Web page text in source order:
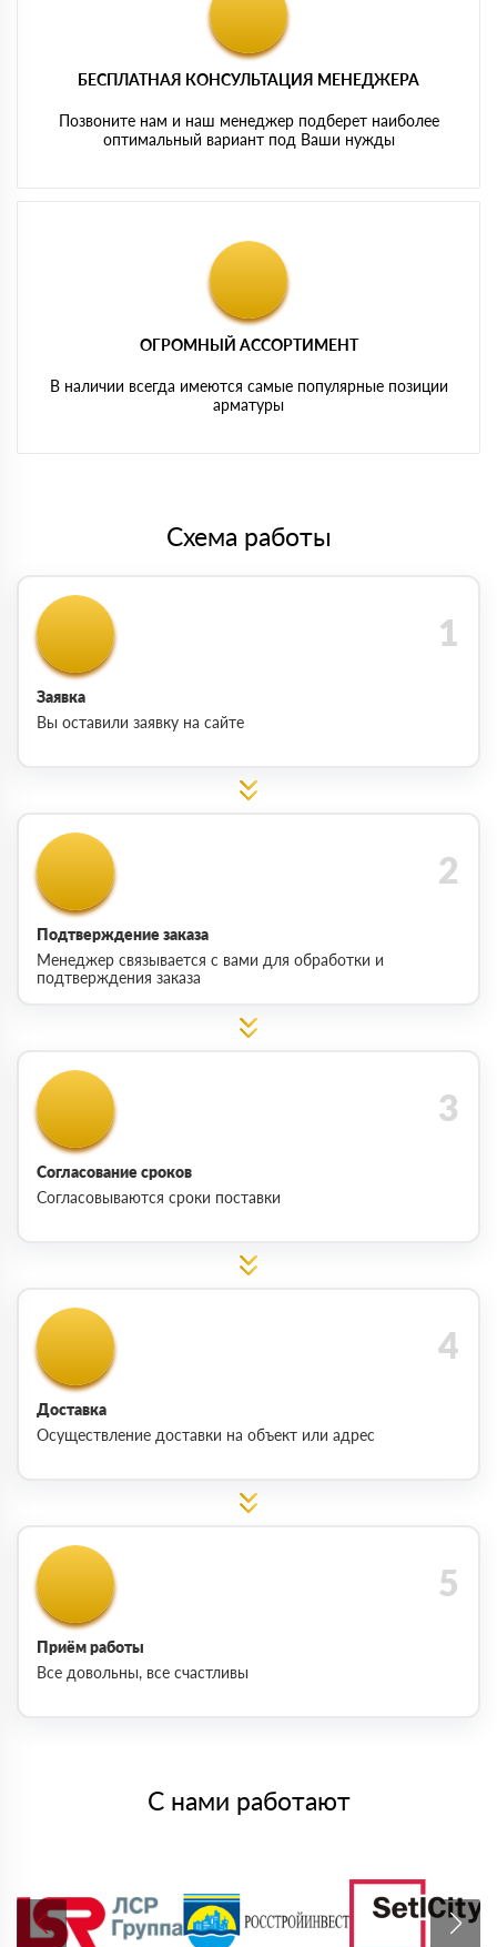
БЕСПЛАТНАЯ КОНСУЛЬТАЦИЯ МЕНЕДЖЕРА
Позвоните нам и наш менеджер подберет наиболее
оптимальный вариант под Ваши нужды
ОГРОМНЫЙ АССОРТИМЕНТ
В наличии всегда имеются самые популярные позиции
арматуры
Схема работы
Заявка
Вы оставили заявку на сайте
Подтверждение заказа
Менеджер связывается с вами для обработки и
подтверждения заказа
Согласование сроков
Согласовываются сроки поставки
Доставка
Осуществление доставки на объект или адрес
Приём работы
Все довольны, все счастливы
С нами работают